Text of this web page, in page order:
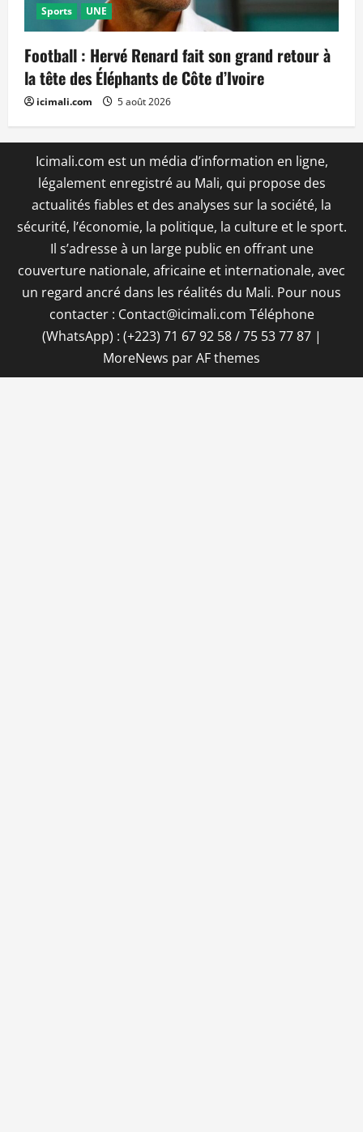
Sports UNE
Football : Hervé Renard fait son grand retour à
la tête des Éléphants de Côte d’Ivoire
icimali.com 5 août 2026
Icimali.com est un média d’information en ligne,
légalement enregistré au Mali, qui propose des
actualités fiables et des analyses sur la société, la
sécurité, l’économie, la politique, la culture et le sport.
Il s’adresse à un large public en offrant une
couverture nationale, africaine et internationale, avec
un regard ancré dans les réalités du Mali. Pour nous
contacter : Contact@icimali.com Téléphone
(WhatsApp) : (+223) 71 67 92 58 / 75 53 77 87 |
MoreNews par AF themes